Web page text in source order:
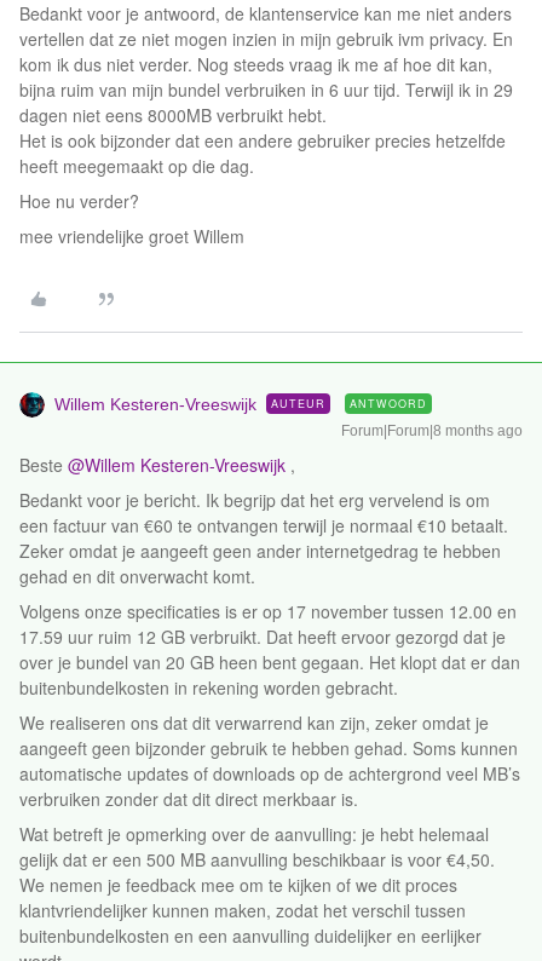
Bedankt voor je antwoord, de klantenservice kan me niet anders
vertellen dat ze niet mogen inzien in mijn gebruik ivm privacy. En
kom ik dus niet verder. Nog steeds vraag ik me af hoe dit kan,
bijna ruim van mijn bundel verbruiken in 6 uur tijd. Terwijl ik in 29
dagen niet eens 8000MB verbruikt hebt.
Het is ook bijzonder dat een andere gebruiker precies hetzelfde
heeft meegemaakt op die dag.
Hoe nu verder?
mee vriendelijke groet Willem
Willem Kesteren-Vreeswijk AUTEUR ANTWOORD
Forum|Forum|8 months ago
Beste ​ @Willem Kesteren-Vreeswijk ,
Bedankt voor je bericht. Ik begrijp dat het erg vervelend is om
een factuur van €60 te ontvangen terwijl je normaal €10 betaalt.
Zeker omdat je aangeeft geen ander internetgedrag te hebben
gehad en dit onverwacht komt.
Volgens onze specificaties is er op 17 november tussen 12.00 en
17.59 uur ruim 12 GB verbruikt. Dat heeft ervoor gezorgd dat je
over je bundel van 20 GB heen bent gegaan. Het klopt dat er dan
buitenbundelkosten in rekening worden gebracht.
We realiseren ons dat dit verwarrend kan zijn, zeker omdat je
aangeeft geen bijzonder gebruik te hebben gehad. Soms kunnen
automatische updates of downloads op de achtergrond veel MB’s
verbruiken zonder dat dit direct merkbaar is.
Wat betreft je opmerking over de aanvulling: je hebt helemaal
gelijk dat er een 500 MB aanvulling beschikbaar is voor €4,50.
We nemen je feedback mee om te kijken of we dit proces
klantvriendelijker kunnen maken, zodat het verschil tussen
buitenbundelkosten en een aanvulling duidelijker en eerlijker